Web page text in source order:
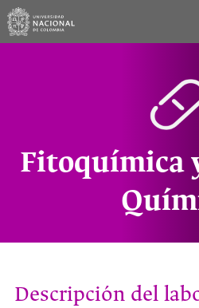
Saltar
contenido
Fitoquímica
Descripción del